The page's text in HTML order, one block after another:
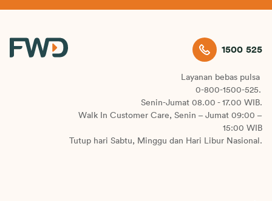
1500 525
Layanan bebas pulsa
0-800-1500-525.
Senin-Jumat 08.00 - 17.00 WIB.
Walk In Customer Care, Senin – Jumat 09:00 –
15:00 WIB
Tutup hari Sabtu, Minggu dan Hari Libur Nasional.